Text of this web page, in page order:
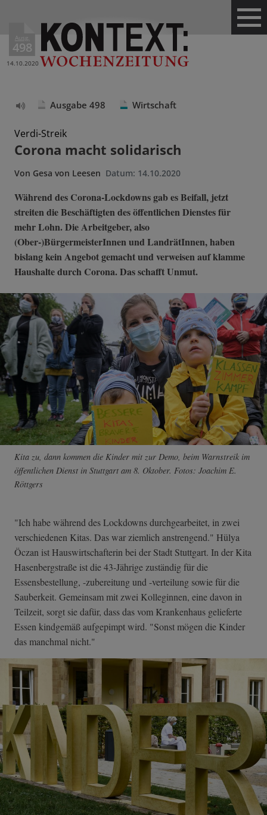
Ausg.
498
14.10.2020
vorlesen
Ausgabe 498 Wirtschaft
Verdi-Streik
Corona macht solidarisch
Von Gesa von Leesen Datum: 14.10.2020
Während des Corona-Lockdowns gab es Beifall, jetzt
streiten die Beschäftigten des öffentlichen Dienstes für
mehr Lohn. Die Arbeitgeber, also
(Ober-)BürgermeisterInnen und LandrätInnen, haben
bislang kein Angebot gemacht und verweisen auf klamme
Haushalte durch Corona. Das schafft Unmut.
Kita zu, dann kommen die Kinder mit zur Demo, beim Warnstreik im
öffentlichen Dienst in Stuttgart am 8. Oktober. Fotos: Joachim E.
Röttgers
"Ich habe während des Lockdowns durchgearbeitet, in zwei
verschiedenen Kitas. Das war ziemlich anstrengend." Hülya
Öczan ist Hauswirtschafterin bei der Stadt Stuttgart. In der Kita
Hasenbergstraße ist die 43-Jährige zuständig für die
Essensbestellung, -zubereitung und -verteilung sowie für die
Sauberkeit. Gemeinsam mit zwei Kolleginnen, eine davon in
Teilzeit, sorgt sie dafür, dass das vom Krankenhaus gelieferte
Essen kindgemäß aufgepimpt wird. "Sonst mögen die Kinder
das manchmal nicht."